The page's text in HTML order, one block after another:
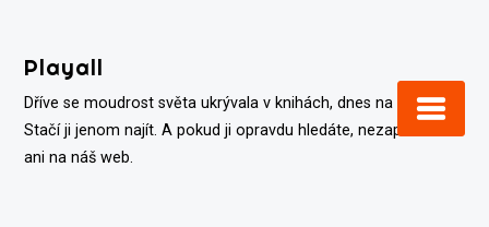
contentPlayall
Dříve se moudrost světa ukrývala v knihách, dnes na internetu.
Stačí ji jenom najít. A pokud ji opravdu hledáte, nezapomeňte
ani na náš web.